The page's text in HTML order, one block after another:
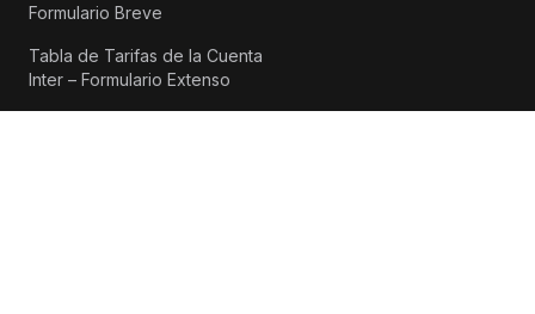
Formulario Breve
Tabla de Tarifas de la Cuenta
Inter – Formulario Extenso